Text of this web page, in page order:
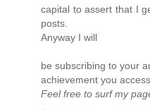
capital to assert that I
posts.
Anyway I will
be subscribing to your
achievement you
Feel free to surf my